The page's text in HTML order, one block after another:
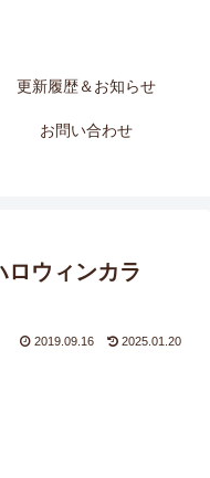
更新履歴＆お知らせ
お問い合わせ
ロウィンカラ
2019.09.16 2025.01.20